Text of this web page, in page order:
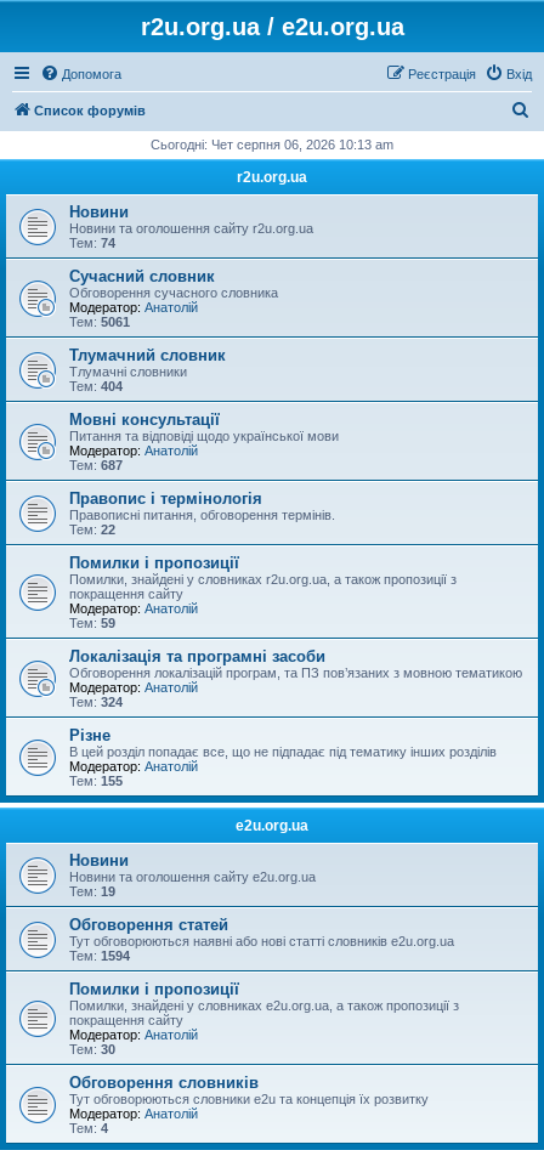
r2u.org.ua / e2u.org.ua
Допомога Вхід
Реєстрація
Список форумів
у
Сьогодні: Чет серпня 06, 2026 10:13 am
r2u.org.ua
Новини
Новини та оголошення сайту r2u.org.ua
Тем: 74
Сучасний словник
Обговорення сучасного словника
Модератор: Анатолій
Тем: 5061
Тлумачний словник
Тлумачні словники
Тем: 404
Мовні консультації
Питання та відповіді щодо української мови
Модератор: Анатолій
Тем: 687
Правопис і термінологія
Правописні питання, обговорення термінів.
Тем: 22
Помилки і пропозиції
Помилки, знайдені у словниках r2u.org.ua, а також пропозиції з
покращення сайту
Модератор: Анатолій
Тем: 59
Локалізація та програмні засоби
Обговорення локалізацій програм, та ПЗ пов’язаних з мовною тематикою
Модератор: Анатолій
Тем: 324
Різне
В цей розділ попадає все, що не підпадає під тематику інших розділів
Модератор: Анатолій
Тем: 155
e2u.org.ua
Новини
Новини та оголошення сайту e2u.org.ua
Тем: 19
Обговорення статей
Тут обговорюються наявні або нові статті словників e2u.org.ua
Тем: 1594
Помилки і пропозиції
Помилки, знайдені у словниках e2u.org.ua, а також пропозиції з
покращення сайту
Модератор: Анатолій
Тем: 30
Обговорення словників
Тут обговорюються словники e2u та концепція їх розвитку
Модератор: Анатолій
Тем: 4